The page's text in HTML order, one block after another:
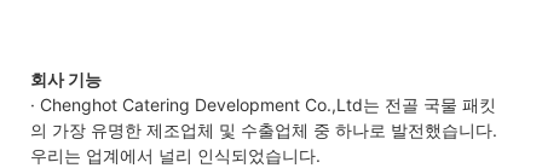
회사 기능
· Chenghot Catering Development Co.,Ltd는 전골 국물 패킷
의 가장 유명한 제조업체 및 수출업체 중 하나로 발전했습니다.
우리는 업계에서 널리 인식되었습니다.